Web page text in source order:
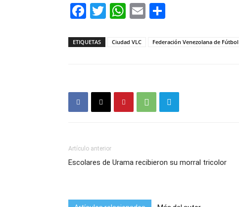
Facebook
Twitter
WhatsApp
Email
ETIQUETAS Ciudad VLC Federación Venezolana de Fútbol
Artículo anterior
Escolares de Urama recibieron su morral tricolor